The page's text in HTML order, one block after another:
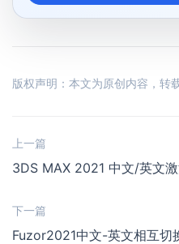
版权声明：本文为原创内容，转
上一篇
3DS MAX 2021 中文/英文
下一篇
Fuzor2021中文-英文相互